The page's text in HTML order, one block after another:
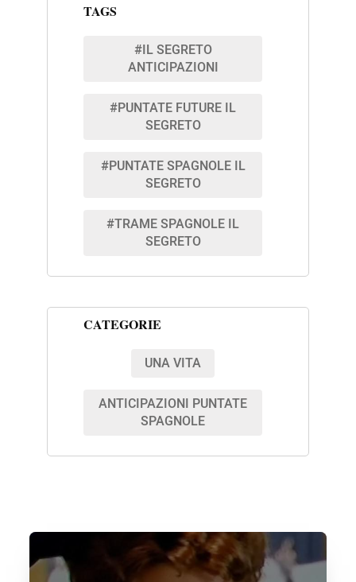
TAGS
#IL SEGRETO
ANTICIPAZIONI
#PUNTATE FUTURE IL
SEGRETO
#PUNTATE SPAGNOLE IL
SEGRETO
#TRAME SPAGNOLE IL
SEGRETO
CATEGORIE
UNA VITA
ANTICIPAZIONI PUNTATE
SPAGNOLE